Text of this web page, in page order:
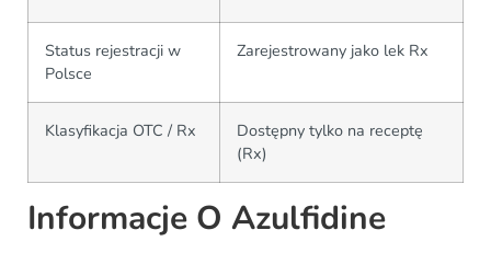
Status rejestracji w
Polsce
Zarejestrowany jako lek Rx
Klasyfikacja OTC / Rx
Dostępny tylko na receptę
(Rx)
Informacje O Azulfidine